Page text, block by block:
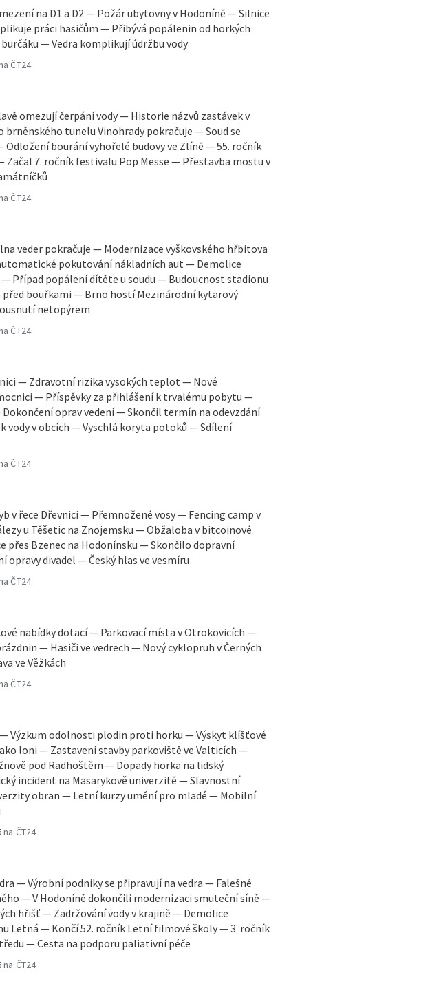
na D1 a D2 — Požár ubytovny v Hodoníně — Silnice
práci hasičům — Přibývá popálenin od horkých
— Vedra komplikují údržbu vody
ČT24
omezují čerpání vody — Historie názvů zastávek v
brněnského tunelu Vinohrady pokračuje — Soud se
bourání vyhořelé budovy ve Zlíně — 55. ročník
Začal 7. ročník festivalu Pop Messe — Přestavba mostu v
ČT24
veder pokračuje — Modernizace vyškovského hřbitova
pokutování nákladních aut — Demolice
— Případ popálení dítěte u soudu — Budoucnost stadionu
před bouřkami — Brno hostí Mezinárodní kytarový
netopýrem
ČT24
— Zdravotní rizika vysokých teplot — Nové
— Příspěvky za přihlášení k trvalému pobytu —
oprav vedení — Skončil termín na odevzdání
vody v obcích — Vyschlá koryta potoků — Sdílení
ČT24
v řece Dřevnici — Přemnožené vosy — Fencing camp v
u Těšetic na Znojemsku — Obžaloba v bitcoinové
přes Bzenec na Hodonínsku — Skončilo dopravní
opravy divadel — Český hlas ve vesmíru
ČT24
nabídky dotací — Parkovací místa v Otrokovicích —
— Hasiči ve vedrech — Nový cyklopruh v Černých
ve Věžkách
ČT24
— Výzkum odolnosti plodin proti horku — Výskyt klíšťové
loni — Zastavení stavby parkoviště ve Valticích —
pod Radhoštěm — Dopady horka na lidský
incident na Masarykově univerzitě — Slavnostní
obran — Letní kurzy umění pro mladé — Mobilní
na ČT24
— Výrobní podniky se připravují na vedra — Falešné
— V Hodoníně dokončili modernizaci smuteční síně —
hřišť — Zadržování vody v krajině — Demolice
Letná — Končí 52. ročník Letní filmové školy — 3. ročník
— Cesta na podporu paliativní péče
na ČT24